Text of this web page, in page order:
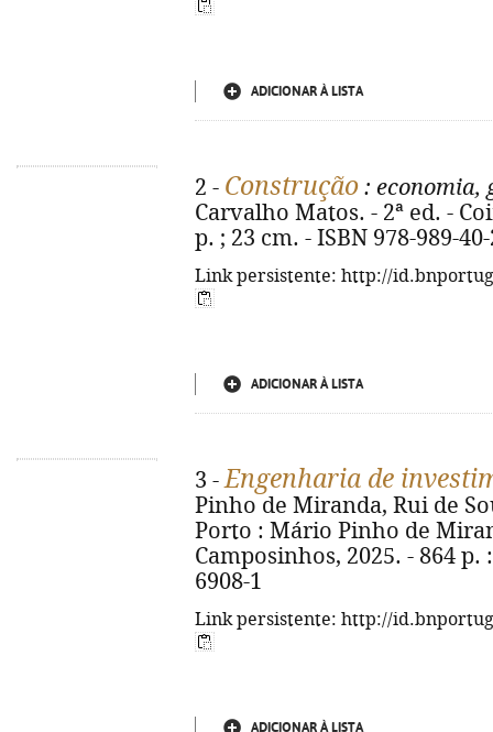
ADICIONAR À LISTA
2 - Construção : economia,
Carvalho Matos. - 2ª ed. -
p. ; 23 cm. - ISBN 978-989-
Link persistente: http://
ADICIONAR À LISTA
3 -Engenharia de
Pinho de Miranda, Rui de
Porto : Mário Pinho de
Camposinhos, 2025. - 864 p.
6908-1
Link persistente: http://
ADICIONAR À LISTA